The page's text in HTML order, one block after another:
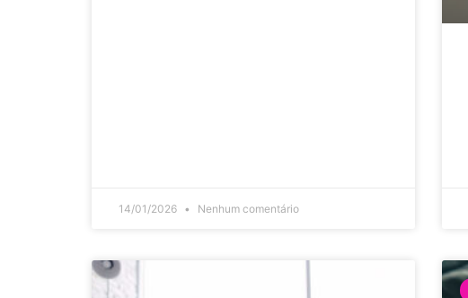
14/01/2026 Nenhum comentário